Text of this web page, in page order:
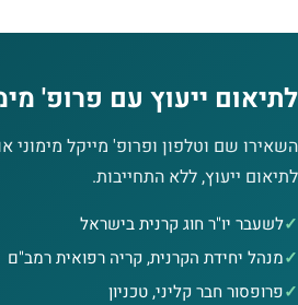
לתיאום ייעוץ עם פרופ'
השאירו שם וטלפון ופרופ' מייקל מימוני
לתיאום ייעוץ, ללא התחייבות.
לשעבר יו"ר חוג קרנית בישראל
מנהל יחידת הקרנית, קריה רפואית רמב"ם
פרופסור חבר קליני, טכניון